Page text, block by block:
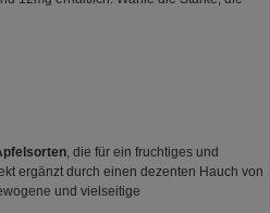
, die für ein fruchtiges und
ergänzt durch einen dezenten Hauch von
und vielseitige